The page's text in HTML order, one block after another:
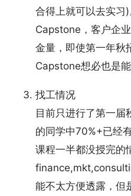
合得上就可以去实习
Capstone，客户企
金量，即使第一年秋
Capstone想必也是
找工情况
目前只进行了第一届
的同学中70%+已经
课程一半都没授完的
能不太方便透露，